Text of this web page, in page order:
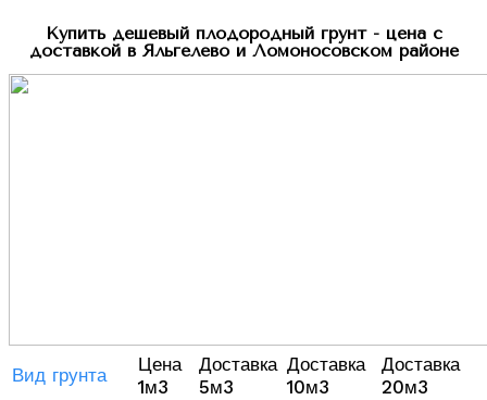
Купить дешевый плодородный грунт - цена с
доставкой в Яльгелево и Ломоносовском районе
Вид грунта
Цена
1м3
Доставка
5м3
Доставка
10м3
Доставка
20м3